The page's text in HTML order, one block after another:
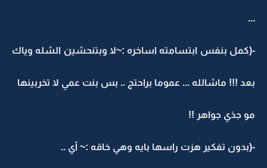
...
-(كمل بنفس ابتسامته اساخره :~لا وبتنحشين الشله وياك
بعد !!! ماشالله ... عموما براحتج .. بس بنت عمي لا تخربينها
مو جذي جواهر !!
-(بدون تفكير هزت راسها بايه وهي خاقه :~ أي ..